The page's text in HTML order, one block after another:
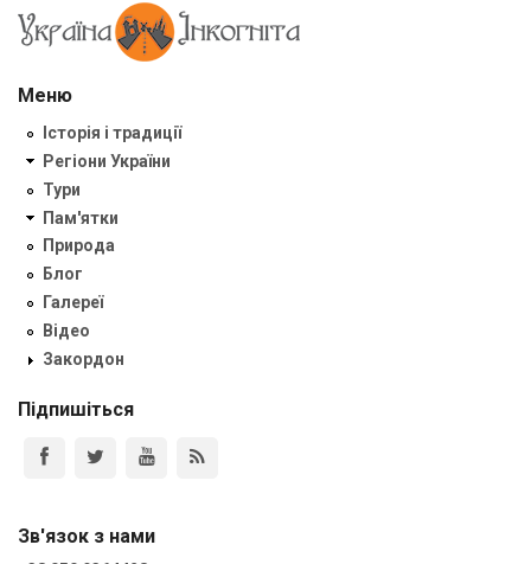
Меню
Історія і традиції
Регіони України
Тури
Пам'ятки
Природа
Блог
Галереї
Відео
Закордон
Підпишіться
Зв'язок з нами